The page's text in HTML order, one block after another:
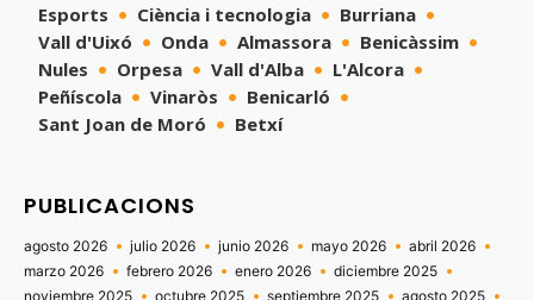
Esports
Ciència i tecnologia
Burriana
Vall d'Uixó
Onda Almassora
Benicàssim
Nules
Orpesa Vall d'Alba
L'Alcora
Peñíscola
Vinaròs
Benicarló
Sant Joan de Moró
Betxí
PUBLICACIONS
agosto 2026 julio 2026 junio 2026 mayo 2026
abril 2026
marzo 2026
febrero 2026 enero 2026
diciembre 2025
noviembre 2025
octubre 2025 septiembre 2025
agosto 2025